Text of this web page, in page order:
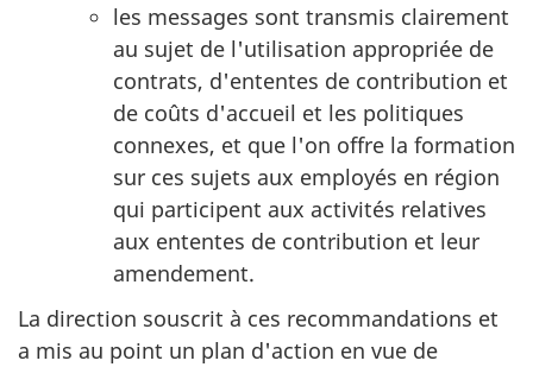
les messages sont transmis clairement
au sujet de l'utilisation appropriée de
contrats, d'ententes de contribution et
de coûts d'accueil et les politiques
connexes, et que l'on offre la formation
sur ces sujets aux employés en région
qui participent aux activités relatives
aux ententes de contribution et leur
amendement.
La direction souscrit à ces recommandations et
a mis au point un plan d'action en vue de